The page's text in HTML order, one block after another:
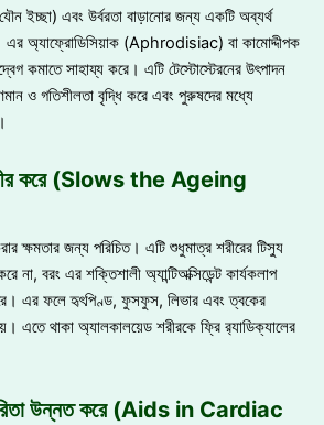
ইচ্ছা) এবং উর্বরতা বাড়ানোর জন্য একটি অব্যর্থ
এর অ্যাফ্রোডিসিয়াক (Aphrodisiac) বা কামোদ্দীপক
কমাতে সাহায্য করে। এটি টেস্টোস্টেরনের উৎপাদন
ও গতিশীলতা বৃদ্ধি করে এবং পুরুষদের মধ্যে
ধীর করে (Slows the Ageing
ক্ষমতার জন্য পরিচিত। এটি শুধুমাত্র শরীরের টিস্যু
না, বরং এর শক্তিশালী অ্যান্টিঅক্সিডেন্ট কার্যকলাপ
এর ফলে হৃৎপিণ্ড, ফুসফুস, লিভার এবং ত্বকের
এতে থাকা অ্যালকালয়েড শরীরকে ফ্রি র‍্যাডিক্যালের
উন্নত করে (Aids in Cardiac